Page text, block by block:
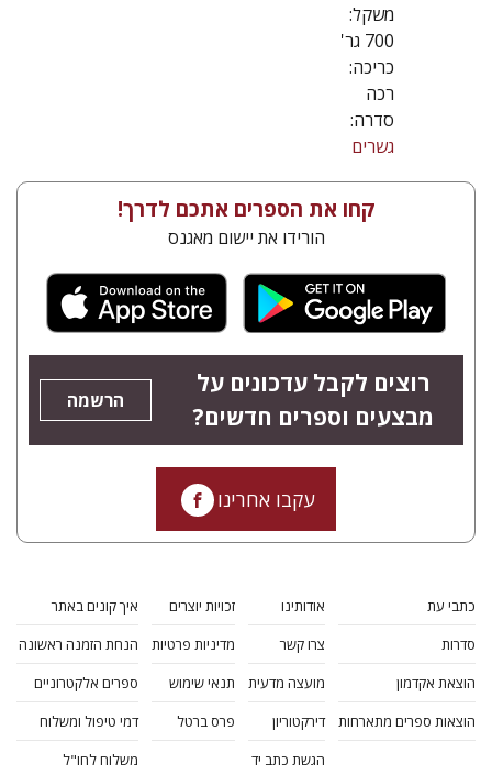
משקל:
700 גר'
כריכה:
רכה
סדרה:
גשרים
קחו את הספרים אתכם לדרך!
הורידו את יישום מאגנס
רוצים לקבל עדכונים על
מבצעים וספרים חדשים?
הרשמה
עקבו אחרינו
כתבי עת
סדרות
הוצאת אקדמון
הוצאות ספרים מתארחות
אודותינו
צרו קשר
מועצה מדעית
דירקטוריון
הגשת כתב יד
זכויות יוצרים
מדיניות פרטיות
תנאי שימוש
פרס ברטל
איך קונים באתר
הנחת הזמנה ראשונה
ספרים אלקטרוניים
דמי טיפול ומשלוח
משלוח לחו"ל